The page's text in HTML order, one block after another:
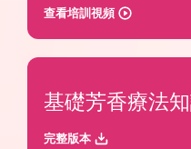
查看培訓視頻
基礎芳香療法
完整版本